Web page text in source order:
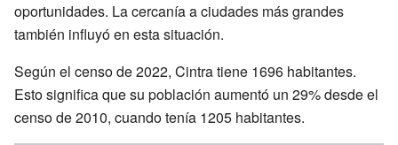
oportunidades. La cercanía a ciudades más grandes
también influyó en esta situación.
Según el censo de 2022, Cintra tiene 1696 habitantes.
Esto significa que su población aumentó un 29% desde el
censo de 2010, cuando tenía 1205 habitantes.